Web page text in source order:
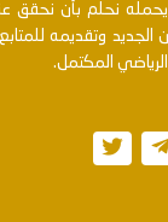
نحلم بأن نحقق
الجديد وتقديمه
المكتمل.